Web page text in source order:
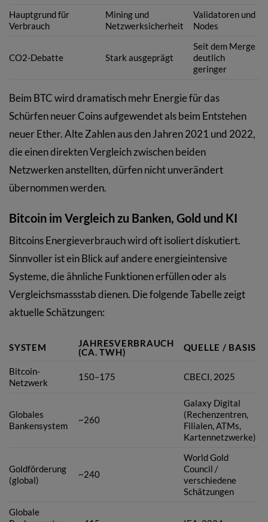
Hauptgrund für
Verbrauch
Mining und
Netzwerksicherheit
Validatoren und
Nodes
CO2-Debatte Stark ausgeprägt
Seit dem Merge
deutlich
geringer
Beim BTC wird dramatisch mehr Energie für das
Schürfen neuer Coins aufgewendet als beim Entstehen
neuer Ether. Alte Zahlen aus den Jahren 2021 und 2022,
die einen direkten Vergleich zwischen beiden
Netzwerken anstellten, dürfen nicht unverändert
übernommen werden.
Bitcoin im Vergleich zu Banken, Gold und KI
Bitcoins Energieverbrauch wird oft isoliert diskutiert.
Sinnvoller ist ein Blick auf andere energieintensive
Systeme, die ähnliche Funktionen erfüllen oder als
Vergleichsmassstab dienen. Die folgende Tabelle zeigt
aktuelle Schätzungen:
SYSTEM
JAHRESVERBRAUCH
(CA. TWH)
QUELLE / BASIS
Bitcoin-
Netzwerk
150–175 CBECI, 2025
Globales
Bankensystem
~260
Galaxy Digital
(Rechenzentren,
Filialen, ATMs,
Kartennetzwerke)
Goldförderung
(global)
~240
World Gold
Council /
verschiedene
Schätzungen
Globale